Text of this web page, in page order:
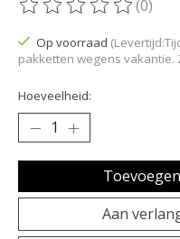
De beoordeling van dit
(0)
Op voorraad
pakketten wegens vakantie.
Hoeveelheid:
Aan